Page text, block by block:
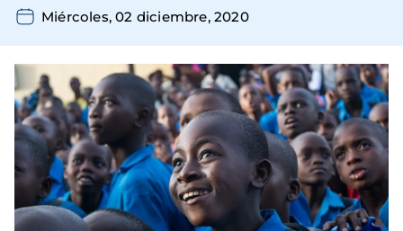
Miércoles, 02 diciembre, 2020